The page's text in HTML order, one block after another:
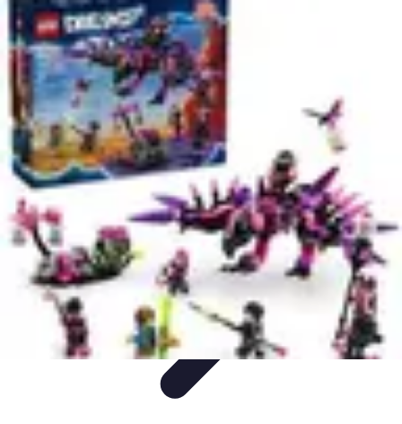
Fai Da Te Italia
Progetti Fai Da TeGiardino e EsterniGiardinaggio e Spazi
EsterniGiardinaggio Fai Da TeProgetti Creativi
Fai Da Te Italia